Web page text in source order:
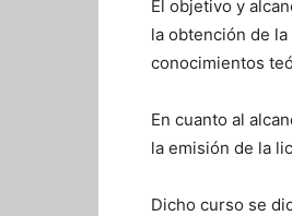
El objetivo y
la obtención de
conocimientos
En cuanto al
la emisión de la
Dicho curso se